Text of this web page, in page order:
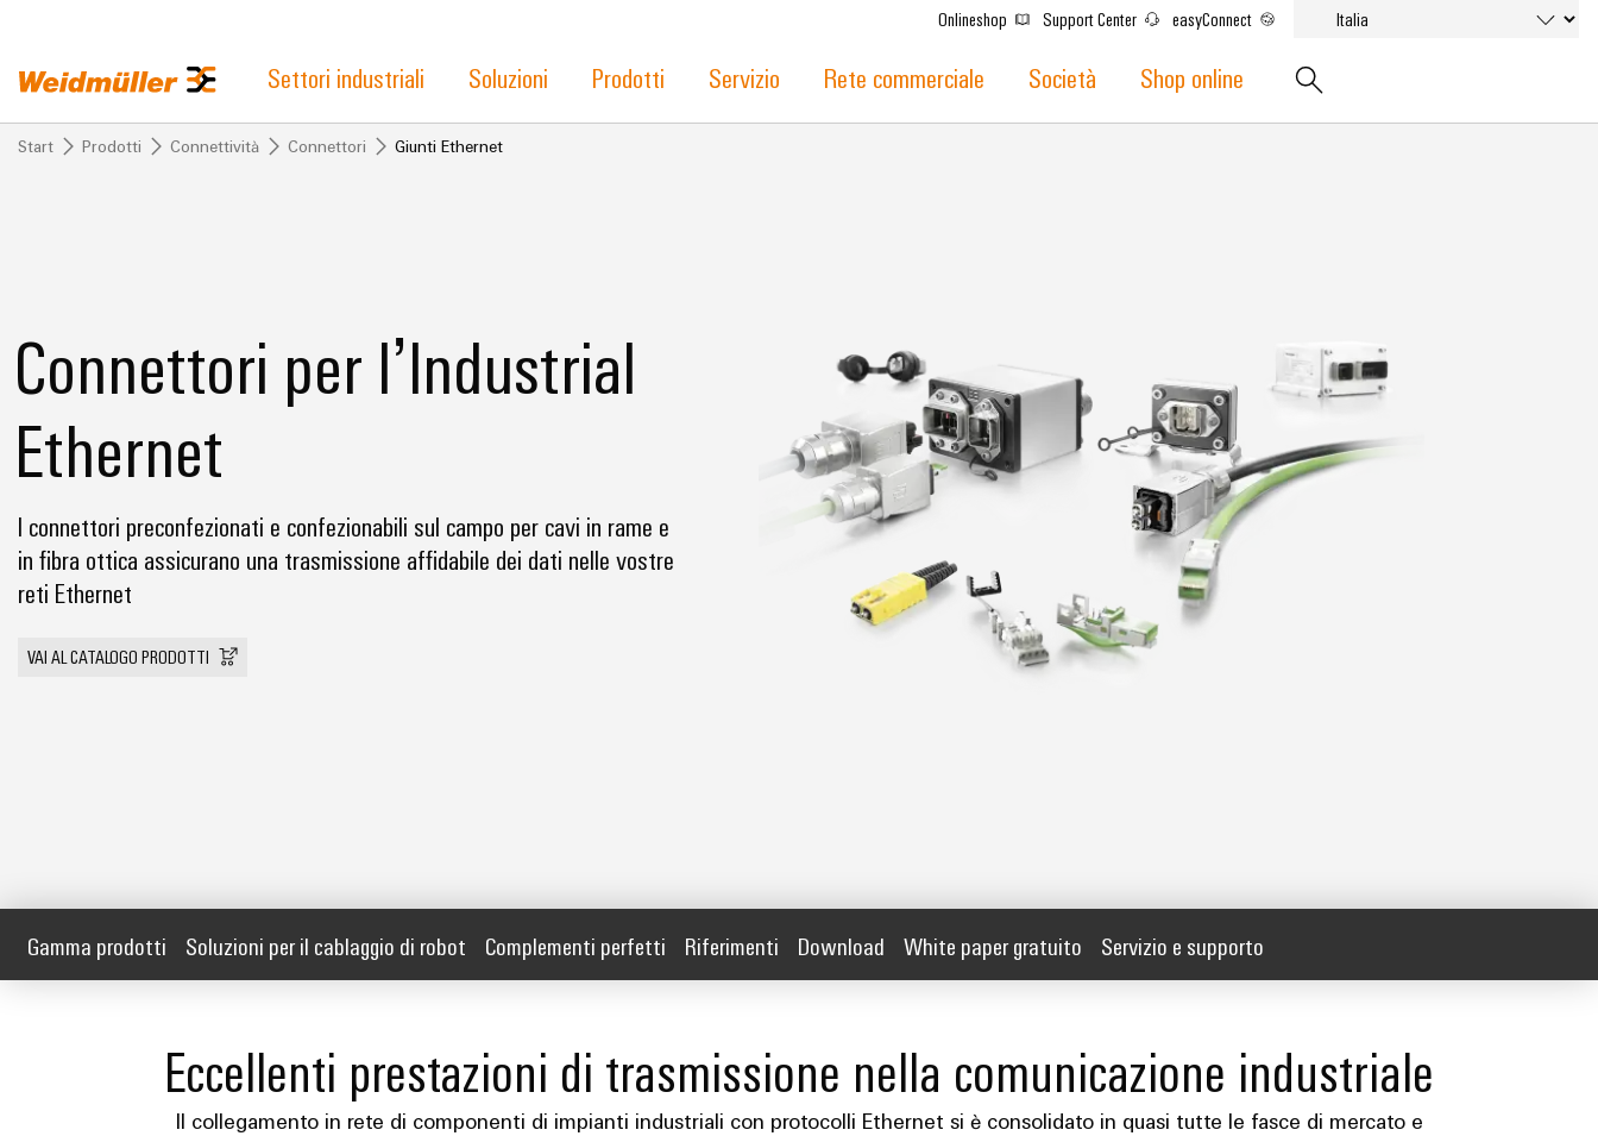
Onlineshop Support Center easyConnect
Settori industriali Soluzioni Prodotti Servizio Rete commerciale Società Shop online
Start Prodotti Connettività Connettori Giunti Ethernet
Connettori per l’Industrial
Ethernet
I connettori preconfezionati e confezionabili sul campo per cavi in rame e
in fibra ottica assicurano una trasmissione affidabile dei dati nelle vostre
reti Ethernet
VAI AL CATALOGO PRODOTTI
Gamma prodotti Soluzioni per il cablaggio di robot Complementi perfetti Riferimenti Download White paper gratuito Servizio e supporto
Eccellenti prestazioni di trasmissione nella comunicazione industriale
Il collegamento in rete di componenti di impianti industriali con protocolli Ethernet si è consolidato in quasi tutte le fasce di mercato e